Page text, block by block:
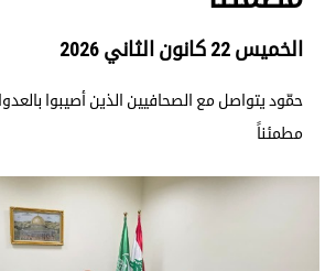
الخميس 22 كانون الثاني 2026
حمّود يتواصل مع الصحافيين الذين أصيبوا
مطمئناً